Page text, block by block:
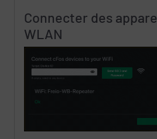
Connecter des
WLAN